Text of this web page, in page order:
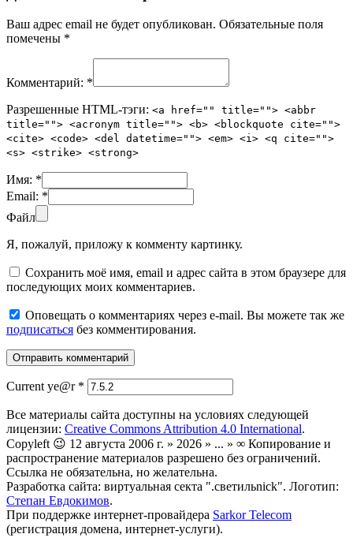
Ваш адрес email не будет опубликован. Обязательные поля
помечены *
Комментарий: *
Разрешенные HTML-тэги: <a href="" title=""> <abbr
title=""> <acronym title=""> <b> <blockquote cite="">
<cite> <code> <del datetime=""> <em> <i> <q cite="">
<s> <strike> <strong>
Имя: *
Email: *
Файл
Я, пожалуй, приложу к комменту картинку.
Сохранить моё имя, email и адрес сайта в этом браузере для
последующих моих комментариев.
Оповещать о комментариях через e-mail. Вы можете так же
подписаться без комментирования.
Current ye@r *
Все материалы сайта доступны на условиях следующей
лицензии: Creative Commons Attribution 4.0 International.
Copyleft 😉 12 августа 2006 г. » 2026 » ... » ∞ Копирование и
распространение материалов разрешено без ограничений.
Ссылка не обязательна, но желательна.
Разработка сайта: виртуальная секта ".светильnick". Логотип:
Степан Евдокимов.
При поддержке интернет-провайдера Sarkor Telecom
(регистрация домена, интернет-услуги).